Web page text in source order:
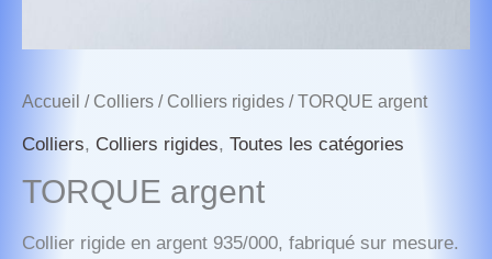
Accueil / Colliers / Colliers rigides / TORQUE argent
Colliers, Colliers rigides, Toutes les catégories
TORQUE argent
Collier rigide en argent 935/000, fabriqué sur mesure.